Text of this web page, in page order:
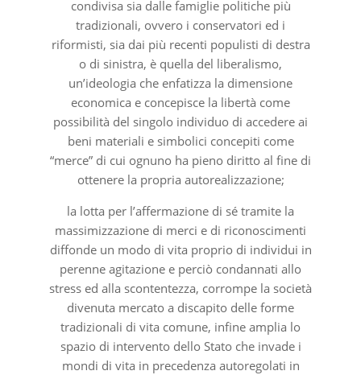
condivisa sia dalle famiglie politiche più
tradizionali, ovvero i conservatori ed i
riformisti, sia dai più recenti populisti di destra
o di sinistra, è quella del liberalismo,
un’ideologia che enfatizza la dimensione
economica e concepisce la libertà come
possibilità del singolo individuo di accedere ai
beni materiali e simbolici concepiti come
“merce” di cui ognuno ha pieno diritto al fine di
ottenere la propria autorealizzazione;
la lotta per l’affermazione di sé tramite la
massimizzazione di merci e di riconoscimenti
diffonde un modo di vita proprio di individui in
perenne agitazione e perciò condannati allo
stress ed alla scontentezza, corrompe la società
divenuta mercato a discapito delle forme
tradizionali di vita comune, infine amplia lo
spazio di intervento dello Stato che invade i
mondi di vita in precedenza autoregolati in